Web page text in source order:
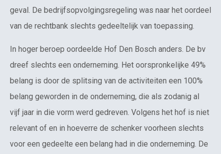
geval. De bedrijfsopvolgingsregeling was naar het oordeel
van de rechtbank slechts gedeeltelijk van toepassing.
In hoger beroep oordeelde Hof Den Bosch anders. De bv
dreef slechts een onderneming. Het oorspronkelijke 49%
belang is door de splitsing van de activiteiten een 100%
belang geworden in de onderneming, die als zodanig al
vijf jaar in die vorm werd gedreven. Volgens het hof is niet
relevant of en in hoeverre de schenker voorheen slechts
voor een gedeelte een belang had in die onderneming. De